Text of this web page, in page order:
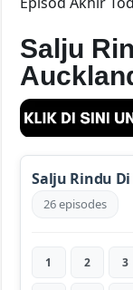
Salju
Salju Rindu
26 episodes
1 2 3